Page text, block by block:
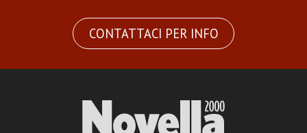
CONTATTACI PER INFO